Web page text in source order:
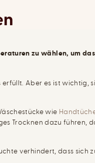
zu wählen, um
erfüllt. Aber es ist
wie
Trocknen dazu führen,
verhindert, dass sich